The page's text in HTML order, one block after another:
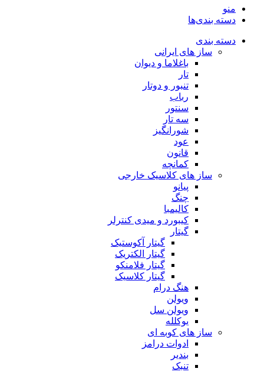
منو
دسته بندی‌ها
دسته بندی
ساز های ایرانی
باغلاما و دیوان
تار
تنبور و دوتار
رباب
سنتور
سه تار
شورانگیز
عود
قانون
کمانچه
ساز های کلاسیک خارجی
پیانو
چنگ
کالیمبا
کیبورد و میدی کنترلر
گیتار
گیتار آکوستیک
گیتار الکتریک
گیتار فلامنکو
گیتار کلاسیک
هنگ درام
ویولن
ویولن سل
یوکلله
ساز های کوبه ای
ادوات درامز
بندیر
تنبک